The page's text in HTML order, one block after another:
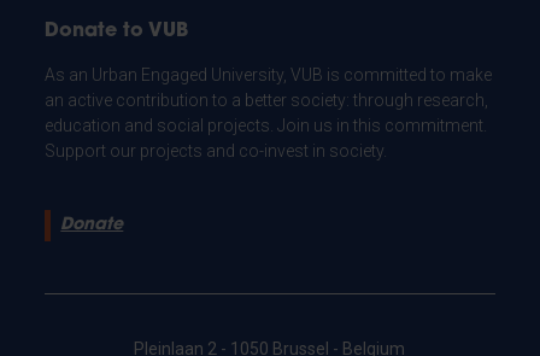
Donate to VUB
As an Urban Engaged University, VUB is committed to make
an active contribution to a better society: through research,
education and social projects. Join us in this commitment.
Support our projects and co-invest in society.
Donate
Pleinlaan 2 - 1050 Brussel - Belgium